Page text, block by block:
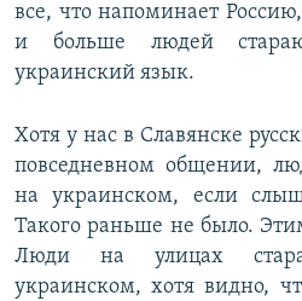
все, что напоминает
и больше людей
украинский язык.
Хотя у нас в Славянске
повседневном общении,
на украинском, если
Такого раньше не было.
Люди на улицах
украинском, хотя видно,